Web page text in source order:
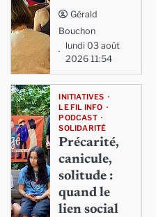
Gérald
Bouchon
lundi 03 août
2026 11:54
INITIATIVES
LE FIL INFO
PODCAST
SOLIDARITÉ
Précarité,
canicule,
solitude :
quand le
lien social